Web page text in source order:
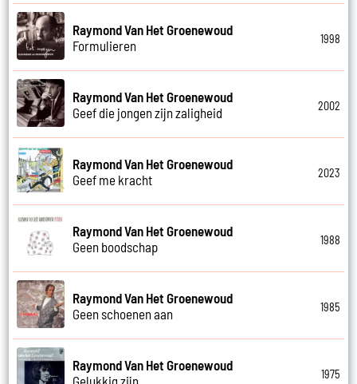
Raymond Van Het Groenewoud
Formulieren
1998
Raymond Van Het Groenewoud
Geef die jongen zijn zaligheid
2002
Raymond Van Het Groenewoud
Geef me kracht
2023
Raymond Van Het Groenewoud
Geen boodschap
1988
Raymond Van Het Groenewoud
Geen schoenen aan
1985
Raymond Van Het Groenewoud
Gelukkig zijn
1975